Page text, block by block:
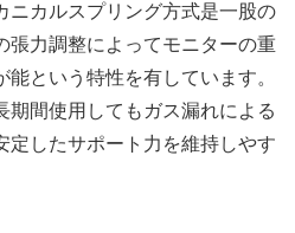
ニカルスプリング方式是一股の
張力調整によってモニターの重
という特性を有しています。
期間使用してもガス漏れによる
定したサポート力を維持しやす